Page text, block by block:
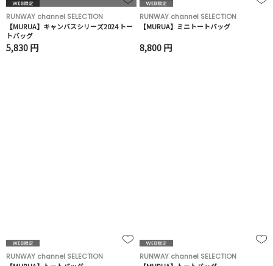
RUNWAY channel SELECTION
【MURUA】キャンバスシリーズ2024 トー
トバッグ
5,830 円
RUNWAY channel SELECTION
【MURUA】ミニトートバッグ
8,800 円
RUNWAY channel SELECTION
RUNWAY channel SELECTION